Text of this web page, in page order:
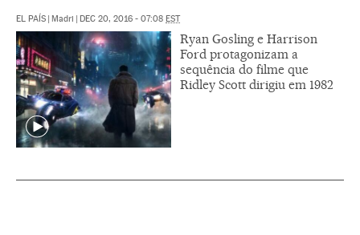
EL PAÍS Madri DEC 20, 2016 - 07:08 EST
Ryan Gosling e Harrison
Ford protagonizam a
sequência do filme que
Ridley Scott dirigiu em 1982